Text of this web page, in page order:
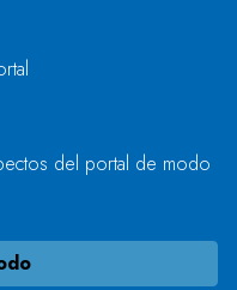
del portal de modo